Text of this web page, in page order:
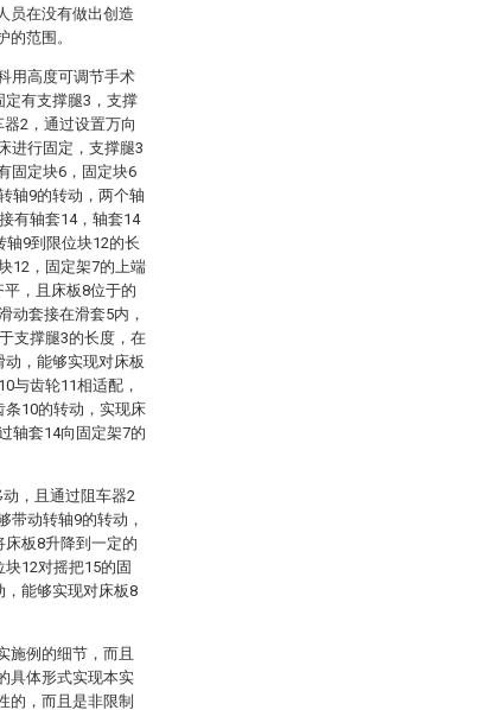
员在没有做出创造
范围。
用高度可调节手术
定有支撑腿3，支撑
2，通过设置万向
进行固定，支撑腿3
固定块6，固定块6
轴9的转动，两个轴
有轴套14，轴套14
轴9到限位块12的长
12，固定架7的上端
，且床板8位于的
动套接在滑套5内，
支撑腿3的长度，在
，能够实现对床板
与齿轮11相适配，
10的转动，实现床
轴套14向固定架7的
，且通过阻车器2
带动转轴9的转动，
板8升降到一定的
12对摇把15的固
，能够实现对床板8
施例的细节，而且
具体形式实现本实
的，而且是非限制